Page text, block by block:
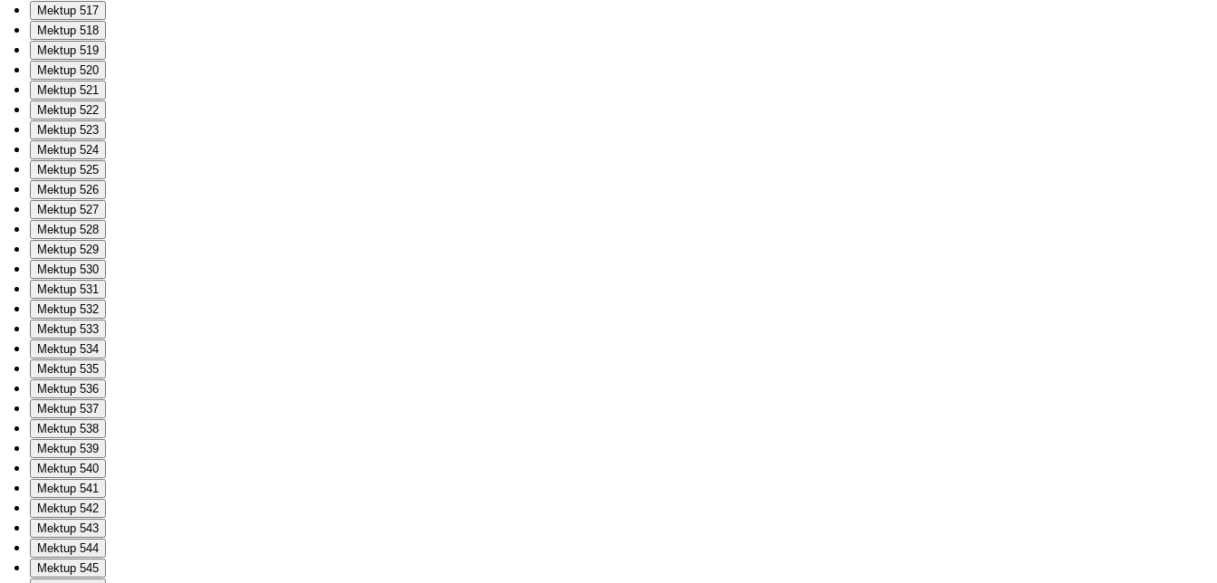
Mektup 517
Mektup 518
Mektup 519
Mektup 520
Mektup 521
Mektup 522
Mektup 523
Mektup 524
Mektup 525
Mektup 526
Mektup 527
Mektup 528
Mektup 529
Mektup 530
Mektup 531
Mektup 532
Mektup 533
Mektup 534
Mektup 535
Mektup 536
Mektup 537
Mektup 538
Mektup 539
Mektup 540
Mektup 541
Mektup 542
Mektup 543
Mektup 544
Mektup 545